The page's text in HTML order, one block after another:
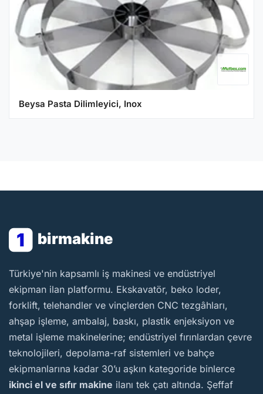
Beysa Pasta Dilimleyici, Inox
1 birmakine
BirMakine
Türkiye'nin kapsamlı iş makinesi ve endüstriyel
ekipman ilan platformu. Ekskavatör, beko loder,
forklift, telehandler ve vinçlerden CNC tezgâhları,
ahşap işleme, ambalaj, baskı, plastik enjeksiyon ve
metal işleme makinelerine; endüstriyel fırınlardan çevre
teknolojileri, depolama-raf sistemleri ve bahçe
ekipmanlarına kadar 30’u aşkın kategoride binlerce
ikinci el ve sıfır makine ilanı tek çatı altında. Şeffaf